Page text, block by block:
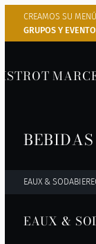
CREAMOS SU MENÚ
GRUPOS Y
EAUX & SODABIERE
EAUX &